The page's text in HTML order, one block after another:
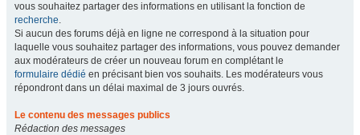
vous souhaitez partager des informations en utilisant la fonction de
recherche.
Si aucun des forums déjà en ligne ne correspond à la situation pour
laquelle vous souhaitez partager des informations, vous pouvez demander
aux modérateurs de créer un nouveau forum en complétant le
formulaire dédié en précisant bien vos souhaits. Les modérateurs vous
répondront dans un délai maximal de 3 jours ouvrés.
Le contenu des messages publics
Rédaction des messages